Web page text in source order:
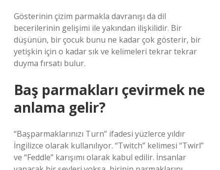
Gösterinin çizim parmakla davranışı da dil
becerilerinin gelişimi ile yakından ilişkilidir. Bir
düşünün, bir çocuk bunu ne kadar çok gösterir, bir
yetişkin için o kadar sık ​​ve kelimeleri tekrar tekrar
duyma fırsatı bulur.
Baş parmakları çevirmek ne
anlama gelir?
“Başparmaklarınızı Turn” ifadesi yüzlerce yıldır
İngilizce olarak kullanılıyor. “Twitch” kelimesi “Twirl”
ve “Feddle” karışımı olarak kabul edilir. İnsanlar